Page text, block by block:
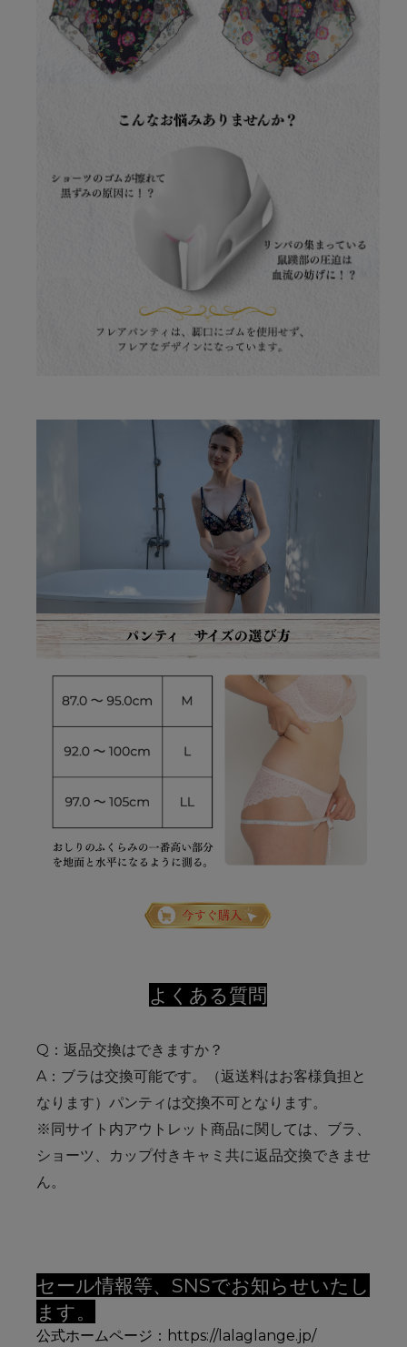
よくある質問
Q：返品交換はできますか？
A：ブラは交換可能です。（返送料はお客様負担と
なります）パンティは交換不可となります。
※同サイト内アウトレット商品に関しては、ブラ、
ショーツ、カップ付きキャミ共に返品交換できませ
ん。
セール情報等、SNSでお知らせいたし
ます。
公式ホームページ： https://lalaglange.jp/